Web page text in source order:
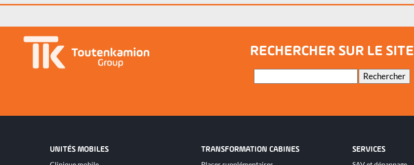
RECHERCHER SUR LE SITE
Mots-
Rechercher
UNITÉS MOBILES
Aller
TRANSFORMATION CABINES
Aller
SERVICES
Aller